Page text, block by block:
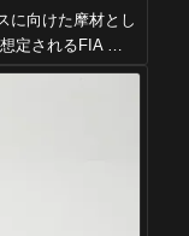
に向けた摩材とし
定されるFIA …